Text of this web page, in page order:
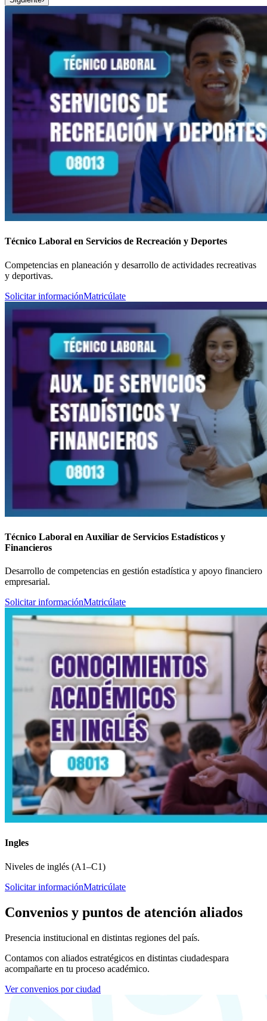
Técnico Laboral en Servicios de Recreación y Deportes
Competencias en planeación y desarrollo de actividades recreativas
y deportivas.
Solicitar informaciónMatricúlate
Técnico Laboral en Auxiliar de Servicios Estadísticos y
Financieros
Desarrollo de competencias en gestión estadística y apoyo financiero
empresarial.
Solicitar informaciónMatricúlate
Ingles
Niveles de inglés (A1–C1)
Solicitar informaciónMatricúlate
Convenios y puntos de atención aliados
Presencia institucional en distintas regiones del país.
Contamos con aliados estratégicos en distintas ciudadespara
acompañarte en tu proceso académico.
Ver convenios por ciudad